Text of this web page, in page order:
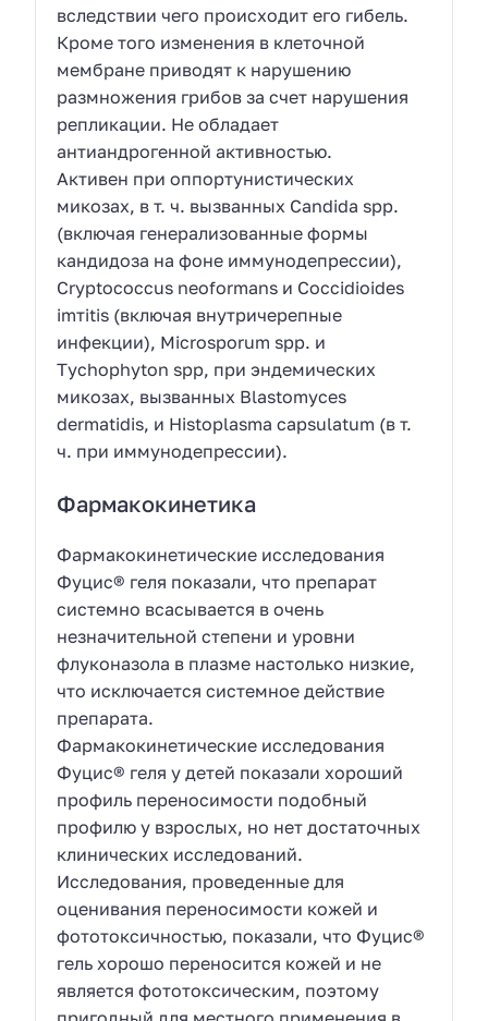
вследствии чего происходит его гибель.
Кроме того изменения в клеточной
мембране приводят к нарушению
размножения грибов за счет нарушения
репликации. Не обладает
антиандрогенной активностью.
Активен при оппортунистических
микозах, в т. ч. вызванных Candida spp.
(включая генерализованные формы
кандидоза на фоне иммунодепрессии),
Сryptococcus neoformans и Соссіdioides
іmтitis (включая внутричерепные
инфекции), Місrоsporum spp. и
Тychophyton spp, при эндемических
микозах, вызванных Blastomyces
dermatidis, и Ніstoplasma capsulatum (в т.
ч. при иммунодепрессии).
Фармакокинетика
Фармакокинетические исследования
Фуцис® геля показали, что препарат
системно всасывается в очень
незначительной степени и уровни
флуконазола в плазме настолько низкие,
что исключается системное действие
препарата.
Фармакокинетические исследования
Фуцис® геля у детей показали хороший
профиль переносимости подобный
профилю у взрослых, но нет достаточных
клинических исследований.
Исследования, проведенные для
оценивания переносимости кожей и
фототоксичностью, показали, что Фуцис®
гель хорошо переносится кожей и не
является фототоксическим, поэтому